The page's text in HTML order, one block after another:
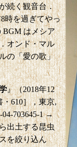
続く観音台．
時を過ぎてやっ
BGM はメシア
オンド・マル
の「愛の歌」
』（2018年12
610］，東京,
04-703645-1 →
出土する昆虫
を絞り込ん